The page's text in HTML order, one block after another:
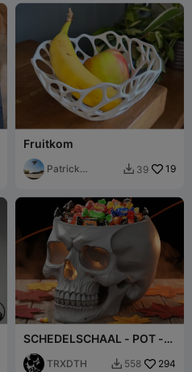
Fruitkom
Patrick
 39 19
SCHEDELSCHAAL - POT -
PENNENHOUDER -
PLANTENPOT
TRXDTH  558 294